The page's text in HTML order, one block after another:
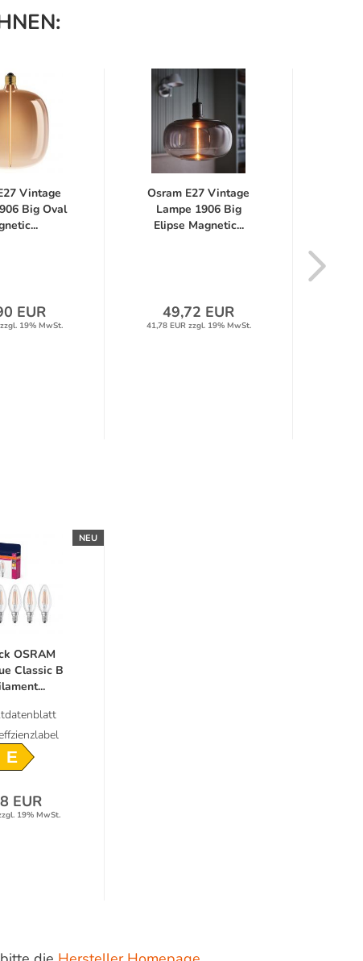
Vintage
Big Oval
EUR
19% MwSt.
Osram E27 Vintage
Lampe 1906 Big
Elipse Magnetic...
49,72 EUR
41,78 EUR zzgl. 19% MwSt.
NEU
OSRAM
Classic B
EUR
19% MwSt.